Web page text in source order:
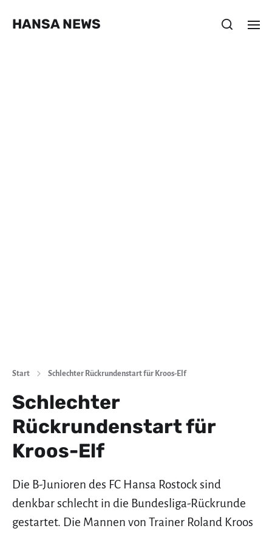
HANSA NEWS
Start Schlechter Rückrundenstart für Kroos-Elf
Schlechter
Rückrundenstart für
Kroos-Elf
Die B-Junioren des FC Hansa Rostock sind
denkbar schlecht in die Bundesliga-Rückrunde
gestartet. Die Mannen von Trainer Roland Kroos